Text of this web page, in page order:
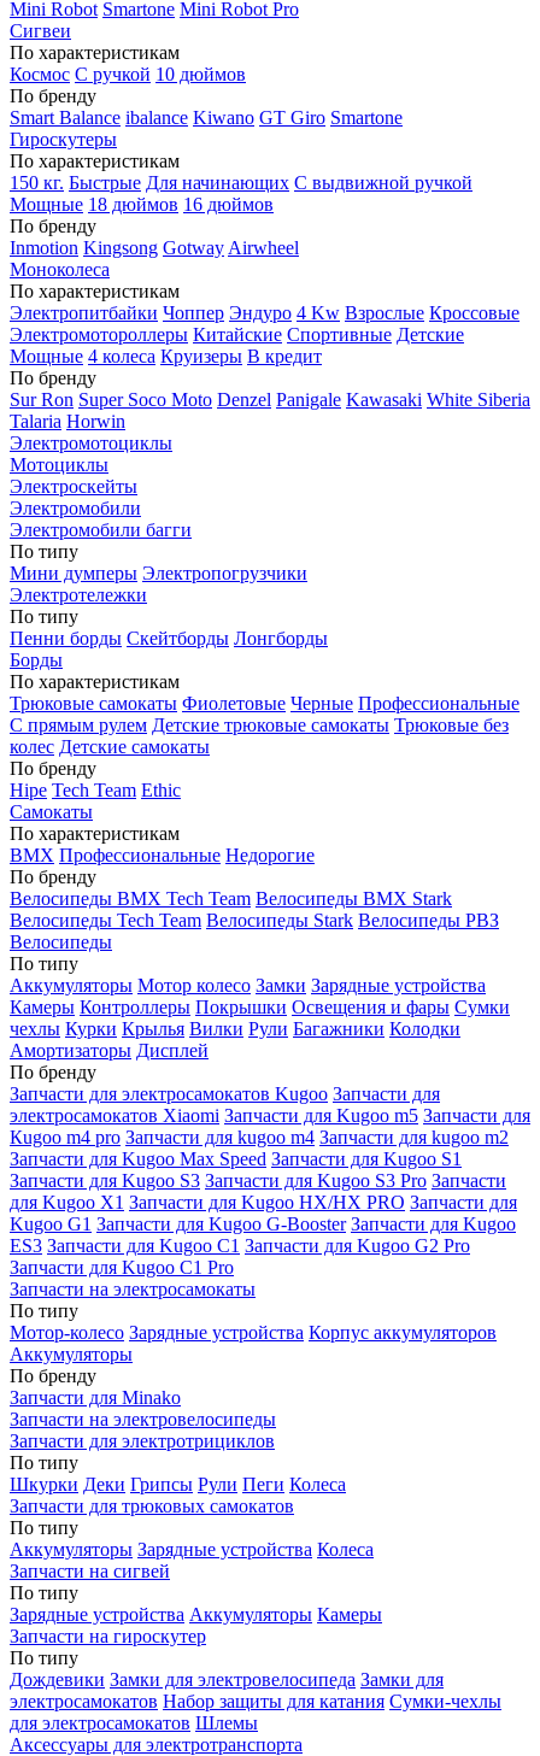
Mini Robot Smartone Mini Robot Pro
Сигвеи
По характеристикам
Космос С ручкой 10 дюймов
По бренду
Smart Balance ibalance Kiwano GT Giro Smartone
Гироскутеры
По характеристикам
150 кг. Быстрые Для начинающих С выдвижной ручкой
Мощные 18 дюймов 16 дюймов
По бренду
Inmotion Kingsong Gotway Airwheel
Моноколеса
По характеристикам
Электропитбайки Чоппер Эндуро 4 Kw Взрослые Кроссовые
Электромотороллеры Китайские Спортивные Детские
Мощные 4 колеса Круизеры В кредит
По бренду
Sur Ron Super Soco Moto Denzel Panigale Kawasaki White Siberia
Talaria Horwin
Электромотоциклы
Мотоциклы
Электроскейты
Электромобили
Электромобили багги
По типу
Мини думперы Электропогрузчики
Электротележки
По типу
Пенни борды Скейтборды Лонгборды
Борды
По характеристикам
Трюковые самокаты Фиолетовые Черные Профессиональные
С прямым рулем Детские трюковые самокаты Трюковые без
колес Детские самокаты
По бренду
Hipe Tech Team Ethic
Самокаты
По характеристикам
BMX Профессиональные Недорогие
По бренду
Велосипеды BMX Tech Team Велосипеды BMX Stark
Велосипеды Tech Team Велосипеды Stark Велосипеды РВЗ
Велосипеды
По типу
Аккумуляторы Мотор колесо Замки Зарядные устройства
Камеры Контроллеры Покрышки Освещения и фары Сумки
чехлы Курки Крылья Вилки Рули Багажники Колодки
Амортизаторы Дисплей
По бренду
Запчасти для электросамокатов Kugoo Запчасти для
электросамокатов Xiaomi Запчасти для Kugoo m5 Запчасти для
Кugoo m4 pro Запчасти для kugoo m4 Запчасти для kugoo m2
Запчасти для Kugoo Max Speed Запчасти для Kugoo S1
Запчасти для Kugoo S3 Запчасти для Kugoo S3 Pro Запчасти
для Kugoo X1 Запчасти для Kugoo HX/HX PRO Запчасти для
Kugoo G1 Запчасти для Kugoo G-Booster Запчасти для Kugoo
ES3 Запчасти для Kugoo C1 Запчасти для Kugoo G2 Pro
Запчасти для Kugoo C1 Pro
Запчасти на электросамокаты
По типу
Мотор-колесо Зарядные устройства Корпус аккумуляторов
Аккумуляторы
По бренду
Запчасти для Minako
Запчасти на электровелосипеды
Запчасти для электротрициклов
По типу
Шкурки Деки Грипсы Рули Пеги Колеса
Запчасти для трюковых самокатов
По типу
Аккумуляторы Зарядные устройства Колеса
Запчасти на сигвей
По типу
Зарядные устройства Аккумуляторы Камеры
Запчасти на гироскутер
По типу
Дождевики Замки для электровелосипеда Замки для
электросамокатов Набор защиты для катания Сумки-чехлы
для электросамокатов Шлемы
Аксессуары для электротранспорта